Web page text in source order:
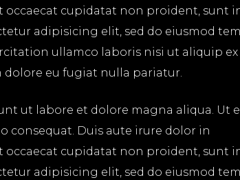
cupidatat non proident, sunt
adipisicing elit, sed do eiusmod
ullamco laboris nisi ut aliquip ex
dolore eu fugiat nulla pariatur.
ut labore et dolore magna aliqua. Ut
consequat. Duis aute irure dolor in
cupidatat non proident, sunt
adipisicing elit, sed do eiusmod